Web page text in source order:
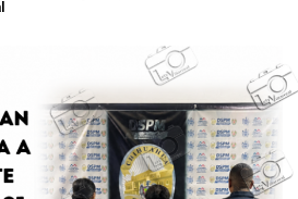
vecinos debido a que el
en las inmediaciones de un
La Fiscalía continúa con las
el origen del mensaje y